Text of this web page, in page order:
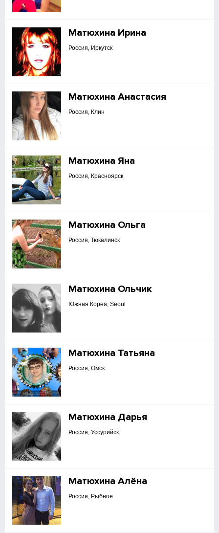
Матюхина Ирина
Россия, Иркутск
Матюхина Анастасия
Россия, Клин
Матюхина Яна
Россия, Красноярск
Матюхина Ольга
Россия, Тюкалинск
Матюхина Ольчик
Южная Корея, Seoul
Матюхина Татьяна
Россия, Омск
Матюхина Дарья
Россия, Уссурийск
Матюхина Алёна
Россия, Рыбное